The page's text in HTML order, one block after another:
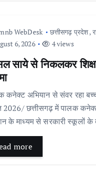
WebDesk छत्तीसगढ़ प्रदेश,
6, 2026
4 views
साये से निकलकर
कनेक्ट अभियान से संवर रहा
2026/ छत्तीसगढ़ में पालक
के माध्यम से सरकारी स्कूलों के
more